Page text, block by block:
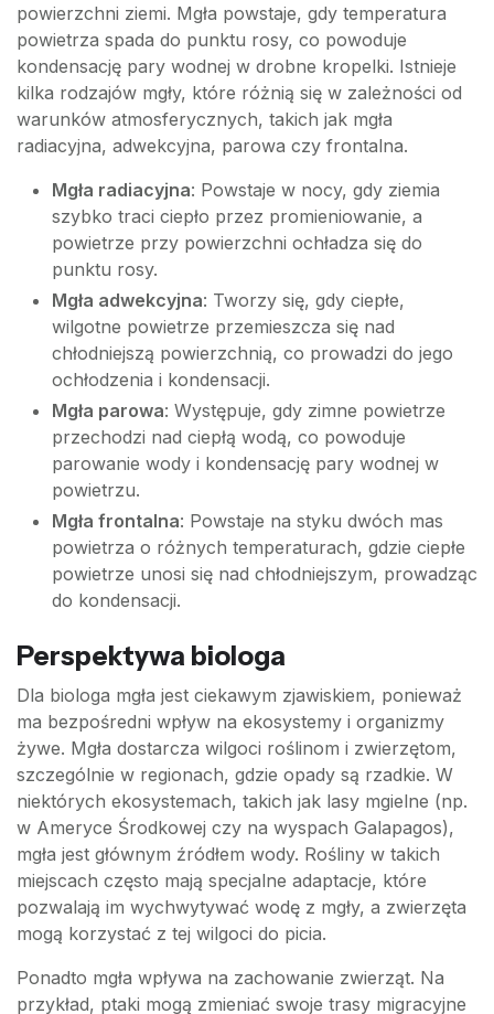
powierzchni ziemi. Mgła powstaje, gdy temperatura
powietrza spada do punktu rosy, co powoduje
kondensację pary wodnej w drobne kropelki. Istnieje
kilka rodzajów mgły, które różnią się w zależności od
warunków atmosferycznych, takich jak mgła
radiacyjna, adwekcyjna, parowa czy frontalna.
Mgła radiacyjna: Powstaje w nocy, gdy ziemia
szybko traci ciepło przez promieniowanie, a
powietrze przy powierzchni ochładza się do
punktu rosy.
Mgła adwekcyjna: Tworzy się, gdy ciepłe,
wilgotne powietrze przemieszcza się nad
chłodniejszą powierzchnią, co prowadzi do jego
ochłodzenia i kondensacji.
Mgła parowa: Występuje, gdy zimne powietrze
przechodzi nad ciepłą wodą, co powoduje
parowanie wody i kondensację pary wodnej w
powietrzu.
Mgła frontalna: Powstaje na styku dwóch mas
powietrza o różnych temperaturach, gdzie ciepłe
powietrze unosi się nad chłodniejszym, prowadząc
do kondensacji.
Perspektywa biologa
Dla biologa mgła jest ciekawym zjawiskiem, ponieważ
ma bezpośredni wpływ na ekosystemy i organizmy
żywe. Mgła dostarcza wilgoci roślinom i zwierzętom,
szczególnie w regionach, gdzie opady są rzadkie. W
niektórych ekosystemach, takich jak lasy mgielne (np.
w Ameryce Środkowej czy na wyspach Galapagos),
mgła jest głównym źródłem wody. Rośliny w takich
miejscach często mają specjalne adaptacje, które
pozwalają im wychwytywać wodę z mgły, a zwierzęta
mogą korzystać z tej wilgoci do picia.
Ponadto mgła wpływa na zachowanie zwierząt. Na
przykład, ptaki mogą zmieniać swoje trasy migracyjne